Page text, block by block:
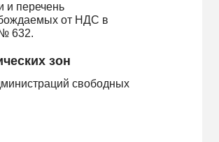
и перечень
от НДС в
632.
зон
свободных